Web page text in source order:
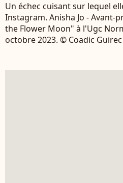
Un échec cuisant sur lequel
Instagram. Anisha Jo - Avant-
the Flower Moon" à l'Ugc
octobre 2023. © Coadic